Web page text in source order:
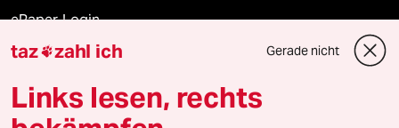
ePaper Login
Downloads für Abonnierende
taz zahl ich Gerade nicht
Links lesen, rechts